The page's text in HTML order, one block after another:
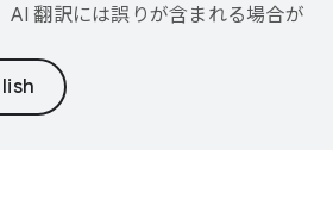
AI 翻訳には誤りが含まれる場合が